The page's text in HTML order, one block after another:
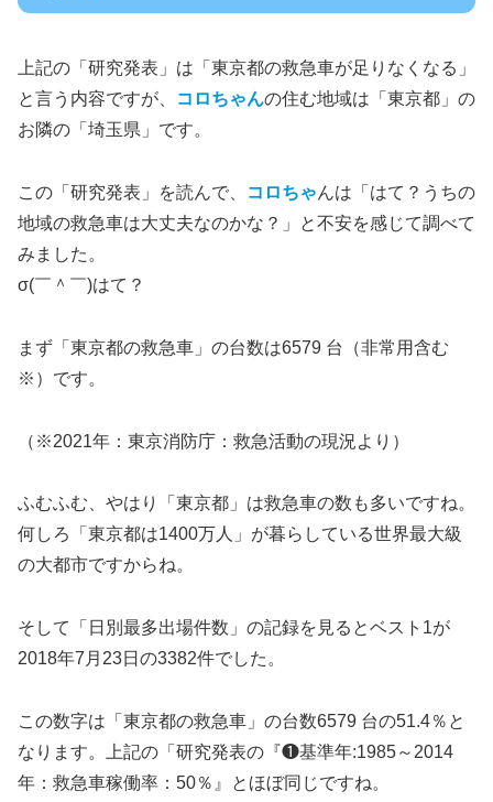
上記の「研究発表」は「東京都の救急車が足りなくなる」
と言う内容ですが、
コロちゃんの住む地域は「東京都」の
お隣の「埼玉県」です。
この「研究発表」を読んで、 コロちゃんは「はて？うちの
地域の救急車は大丈夫なのかな？」と不安を感じて調べて
みました。
σ(￣＾￣)はて？
まず「東京都の救急車」の台数は6579 台（非常用含む
※）です。
（※2021年：東京消防庁：救急活動の現況より）
ふむふむ、やはり「東京都」は救急車の数も多いですね。
何しろ「東京都は1400万人」が暮らしている世界最大級
の大都市ですからね。
そして「日別最多出場件数」の記録を見るとベスト1が
2018年7月23日の3382件でした。
この数字は「東京都の救急車」の台数6579 台の51.4％と
なります。上記の「研究発表の『❶基準年:1985～2014
年：救急車稼働率：50％』とほぼ同じですね。